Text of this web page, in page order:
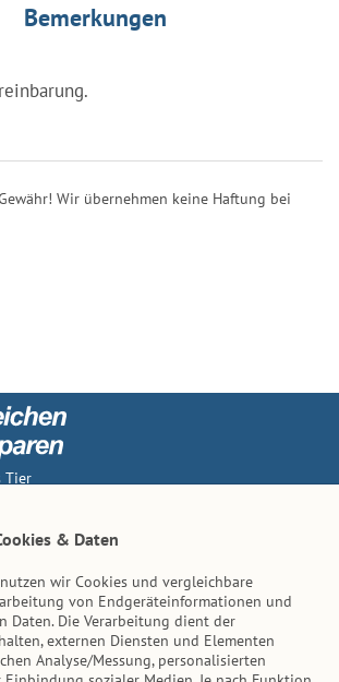
Bemerkungen
Wir übernehmen keine Haftung bei
Tier
& Daten
wir Cookies und vergleichbare
von Endgeräteinformationen und
Daten. Die Verarbeitung dient der
externen Diensten und Elementen
Analyse/Messung, personalisierten